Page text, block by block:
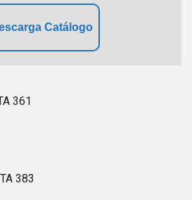
Catálogo
361
383